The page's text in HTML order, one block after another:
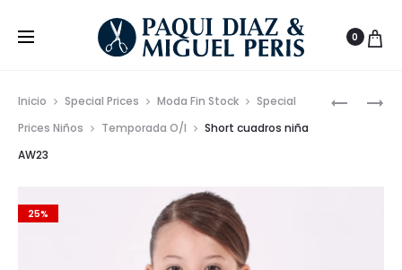
0
CHALECO
Inicio Special Prices Moda Fin Stock
Special
Prices Niños
Temporada O/I
Short cuadros niña
AW23
25%